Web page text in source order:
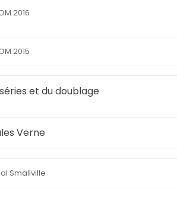
2016
2015
et du doublage
Verne
Smallville